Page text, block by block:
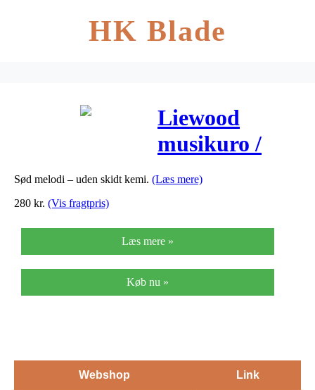
HK Blade
Liewood
musikuro /
spilledåse,
Beauty
Sød melodi – uden skidt kemi. (Læs mere)
280 kr. (Vis fragtpris)
Læs mere »
Køb nu »
Webshop Link